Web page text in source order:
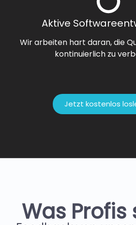
Aktive
Wir arbeiten hart daran, die
kontinuierlich zu
Jetzt kostenlos
Was Profis